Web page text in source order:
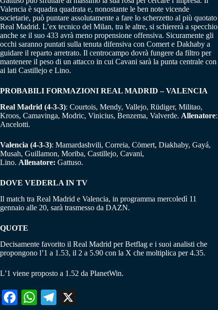
Valencia è squadra quadrata e, nonostante le ben note vicende
societarie, può puntare assolutamente a fare lo scherzetto al più quotato
Real Madrid. L’ex tecnico del Milan, tra le altre, si schiererà a specchio
anche se il suo 433 avrà meno propensione offensiva. Sicuramente gli
occhi saranno puntati sulla tenuta difensiva con Comert e Dakhaby a
guidare il reparto arretrato. Il centrocampo dovrà fungere da filtro per
mantenere il peso di un attacco in cui Cavani sarà la punta centrale con
ai lati Castillejo e Lino.
PROBABILI FORMAZIONI REAL MADRID – VALENCIA
Real Madrid (4-3-3): Courtois, Mendy, Vallejo, Rüdiger, Militao,
Kroos, Camavinga, Modric, Vinicius, Benzema, Valverde. Allenatore:
Ancelotti.
Valencia (4-3-3): Mamardashvili, Correia, Cömert, Diakhaby, Gayá,
Musah, Guillamon, Moriba, Castillejo, Cavani,
Lino. Allenatore: Gattuso.
DOVE VEDERLA IN TV
Il match tra Real Madrid e Valencia, in programma mercoledì 11
gennaio alle 20, sarà trasmesso da DAZN.
QUOTE
Decisamente favorito il Real Madrid per Betflag e i suoi analisti che
propongono l’1 a 1.53, il 2 a 5.90 con la X che moltiplica per 4.35.
L’1 viene proposto a 1.52 da PlanetWin.
Fa W
Te